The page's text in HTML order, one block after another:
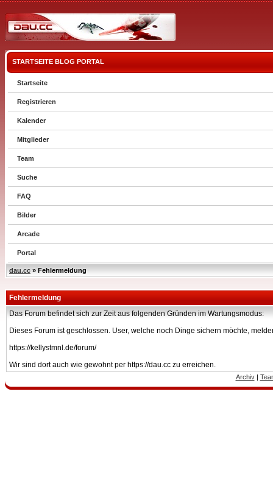
STARTSEITE BLOG PORTAL
Startseite
Registrieren
Kalender
Mitglieder
Team
Suche
FAQ
Bilder
Arcade
Portal
dau.cc » Fehlermeldung
Fehlermeldung
Das Forum befindet sich zur Zeit aus folgenden Gründen im Wartungsmodus:
Dieses Forum ist geschlossen. User, welche noch Dinge sichern möchte,
https://kellystmnl.de/forum/
Wir sind dort auch wie gewohnt per https://dau.cc zu erreichen.
Archiv|